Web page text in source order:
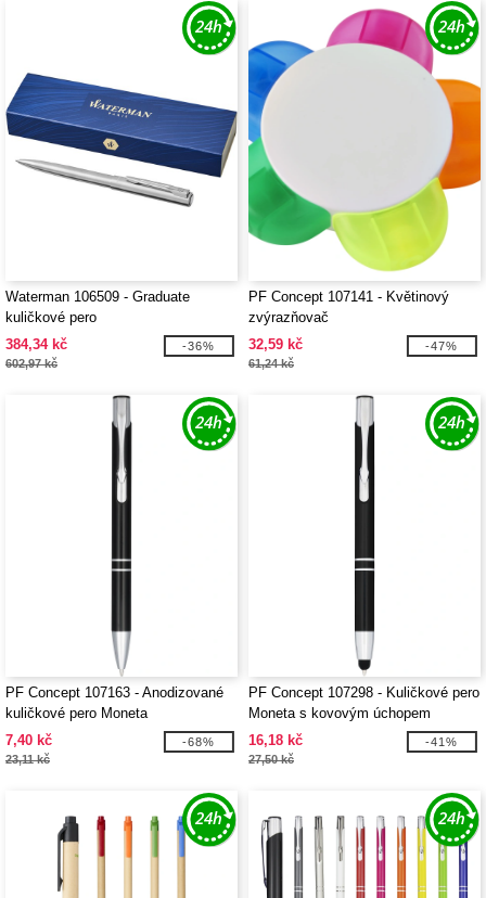
Waterman 106509 - Graduate
kuličkové pero
384,34 kč
602,97 kč
-36%
PF Concept 107141 - Květinový
zvýrazňovač
32,59 kč
61,24 kč
-47%
PF Concept 107163 - Anodizované
kuličkové pero Moneta
7,40 kč
23,11 kč
-68%
PF Concept 107298 - Kuličkové pero
Moneta s kovovým úchopem
16,18 kč
27,50 kč
-41%